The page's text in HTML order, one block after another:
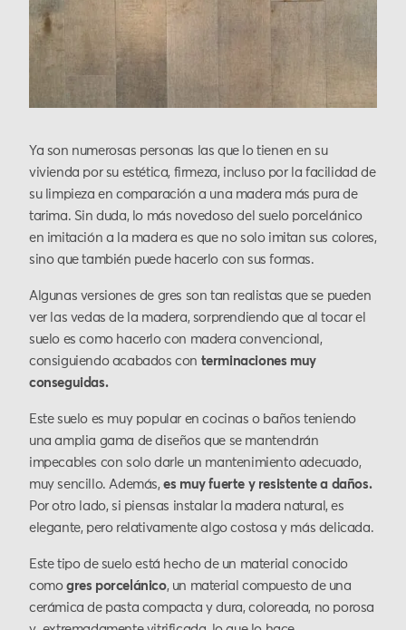
Ya son numerosas personas las que lo tienen en su
vivienda por su estética, firmeza, incluso por la facilidad de
su limpieza en comparación a una madera más pura de
tarima. Sin duda, lo más novedoso del suelo porcelánico
en imitación a la madera es que no solo imitan sus colores,
sino que también puede hacerlo con sus formas.
Algunas versiones de gres son tan realistas que se pueden
ver las vedas de la madera, sorprendiendo que al tocar el
suelo es como hacerlo con madera convencional,
consiguiendo acabados con terminaciones muy
conseguidas.
Este suelo es muy popular en cocinas o baños teniendo
una amplia gama de diseños que se mantendrán
impecables con solo darle un mantenimiento adecuado,
muy sencillo. Además,es muy fuerte y resistente a daños.
Por otro lado, si piensas instalar la madera natural, es
elegante, pero relativamente algo costosa y más delicada.
Este tipo de suelo está hecho de un material conocido
como gres porcelánico, un material compuesto de una
cerámica de pasta compacta y dura, coloreada, no porosa